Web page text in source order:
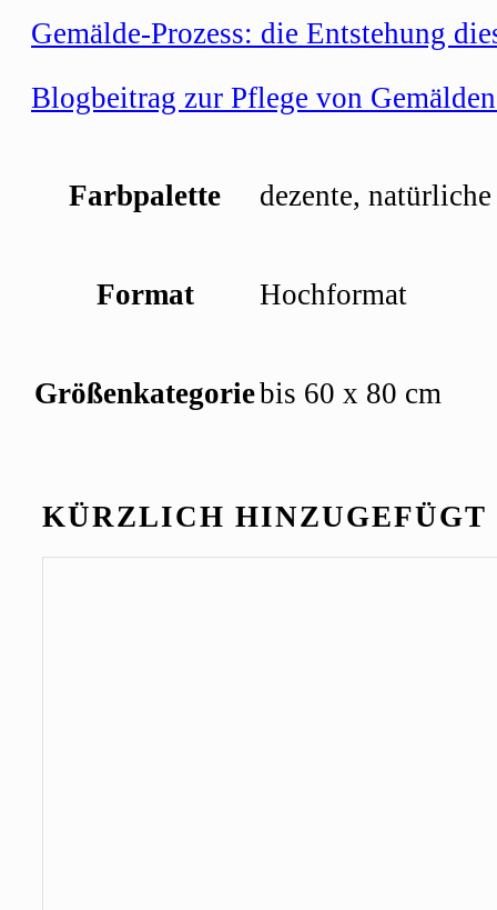
Gemälde-Prozess: die Entstehung
Blogbeitrag zur Pflege von
Farbpalette dezente,
Format Hochformat
Größenkategoriebis 60 x 80 cm
KÜRZLICH HINZUGEFÜGT